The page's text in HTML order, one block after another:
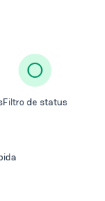
Filtro de status